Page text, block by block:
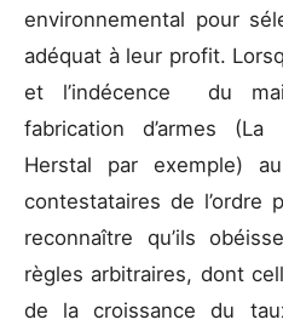
environnemental pour
adéquat à leur profit.
et l’indécence du
fabrication d’armes
Herstal par exemple)
contestataires de l’ordre
reconnaître qu’ils
règles arbitraires, dont
de la croissance du